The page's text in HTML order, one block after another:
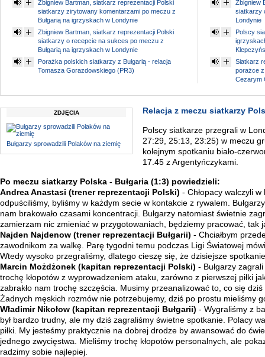
Zbigniew Bartman, siatkarz reprezentacji Polski
siatkarzy zirytowany komentarzami po meczu z
Bułgarią na igrzyskach w Londynie
Zbigniew
siatkarzy
Londynie
Zbigniew Bartman, siatkarz reprezentacji Polski
siatkarzy o recepcie na sukces po meczu z
Bułgarią na igrzyskach w Londynie
Polscy
Porażka polskich siatkarzy z Bułgarią - relacja
Tomasza Gorazdowskiego (PR3)
Siatkarz
porażce z
Cezarym
ZDJĘCIA
Bułgarzy sprowadzili Polaków na ziemię
Relacja z meczu siatkarzy
Polscy siatkarze przegrali w
27:29, 25:13, 23:25) w meczu
kolejnym spotkaniu biało-
17.45 z Argentyńczykami.
Po meczu siatkarzy Polska - Bułgaria (1:3) powiedzieli:
Andrea Anastasi (trener reprezentacji Polski) - Chłopacy walczyli
odpuściliśmy, byliśmy w każdym secie w kontakcie z rywalem.
nam brakowało czasami koncentracji. Bułgarzy natomiast świetnie
zamierzam nic zmieniać w przygotowaniach, będziemy pracować, tak
Najden Najdenow (trener reprezentacji Bułgarii) - Chciałbym
zawodnikom za walkę. Parę tygodni temu podczas Ligi Światowej
Wtedy wysoko przegraliśmy, dlatego cieszę się, że dzisiejsze
Marcin Możdżonek (kapitan reprezentacji Polski) - Bułgarzy
trochę kłopotów z wyprowadzeniem ataku, zarówno z pierwszej piłki
zabrakło nam trochę szczęścia. Musimy przeanalizować to, co się
Żadnych męskich rozmów nie potrzebujemy, dziś po prostu mieliśmy
Władimir Nikołow (kapitan reprezentacji Bułgarii) - Wygraliśmy z
był bardzo trudny, ale my dziś zagraliśmy świetne spotkanie. Polacy
piłki. My jesteśmy praktycznie na dobrej drodze by awansować do
jednego zwycięstwa. Mieliśmy trochę kłopotów personalnych, ale
radzimy sobie najlepiej.